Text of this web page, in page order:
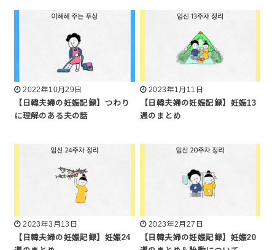
2022年10月29日
【日韓夫婦の妊娠記録】つわり
に理解のある夫の話
2023年1月11日
【日韓夫婦の妊娠記録】妊娠13
週のまとめ
2023年3月13日
【日韓夫婦の妊娠記録】妊娠24
2023年2月27日
【日韓夫婦の妊娠記録】妊娠20